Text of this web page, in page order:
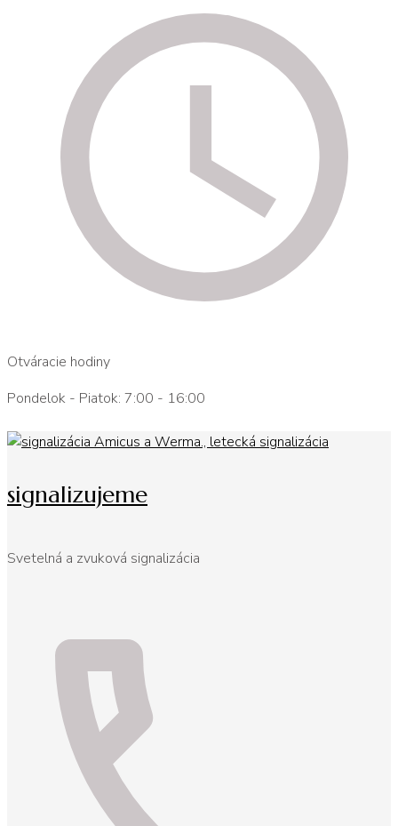
Otváracie hodiny
Pondelok - Piatok: 7:00 - 16:00
signalizujeme
Svetelná a zvuková signalizácia